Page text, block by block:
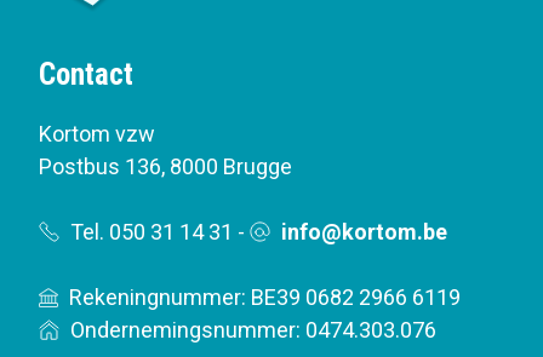
Contact
Kortom vzw
Postbus 136, 8000 Brugge
Tel. 050 31 14 31 - info@kortom.be
Rekeningnummer: BE39 0682 2966 6119
Ondernemingsnummer: 0474.303.076